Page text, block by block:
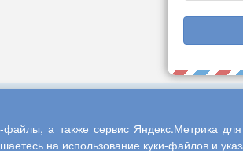
а также сервис Яндекс.Метрика для
на использование куки-файлов и